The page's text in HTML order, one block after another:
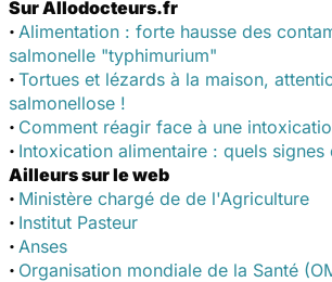
Sur Allodocteurs.fr
· Alimentation : forte hausse des
salmonelle "typhimurium"
· Tortues et lézards à la maison,
salmonellose !
· Comment réagir face à une
· Intoxication alimentaire : quels signes
Ailleurs sur le web
· Ministère chargé de de l'Agriculture
· Institut Pasteur
· Anses
· Organisation mondiale de la Santé